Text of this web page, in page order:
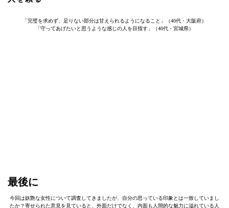
「完璧を求めず、足りない部分は甘えられるようになること」（40代・大阪府）
「守ってあげたいと思うような感じの人を目指す」（40代・宮城県）
最後に
今回は妖艶な女性について調査してきましたが、自分の思っている印象とは一致していまし
たか？寄せられた意見を見ていると、外面だけでなく、内面も人間的な魅力に溢れている人